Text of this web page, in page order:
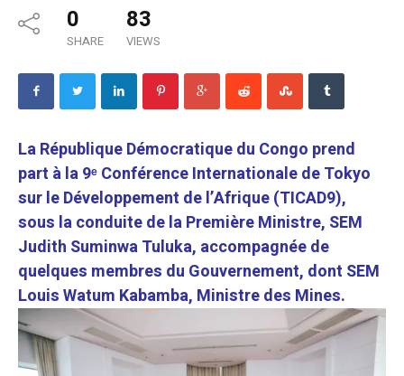
0
SHARE
83
VIEWS
La République Démocratique du Congo prend
part à la 9ᵉ Conférence Internationale de Tokyo
sur le Développement de l’Afrique (TICAD9),
sous la conduite de la Première Ministre, SEM
Judith Suminwa Tuluka, accompagnée de
quelques membres du Gouvernement, dont SEM
Louis Watum Kabamba, Ministre des Mines.